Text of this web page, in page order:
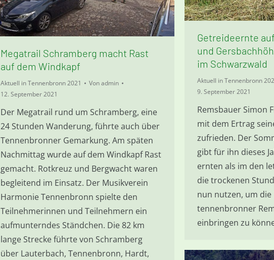
Megatrail Schramberg macht Rast
auf dem Windkapf
Aktuell in Tennenbronn 2021 Vonadmin
12. September 2021
Der Megatrail rund um Schramberg, eine
24 Stunden Wanderung, führte auch über
Tennenbronner Gemarkung. Am späten
Nachmittag wurde auf dem Windkapf Rast
gemacht. Rotkreuz und Bergwacht waren
begleitend im Einsatz. Der Musikverein
Harmonie Tennenbronn spielte den
Teilnehmerinnen und Teilnehmern ein
aufmunterndes Ständchen. Die 82 km
lange Strecke führte von Schramberg
über Lauterbach, Tennenbronn, Hardt,
Getreideernte
und
im Schwarzwald
Aktuell in Tennenbronn
9. September 2021
Remsbauer Simon
mit dem Ertrag
zufrieden. Der
gibt für ihn dieses
ernten als im den
die trockenen
nun nutzen, um
tennenbronner
einbringen zu